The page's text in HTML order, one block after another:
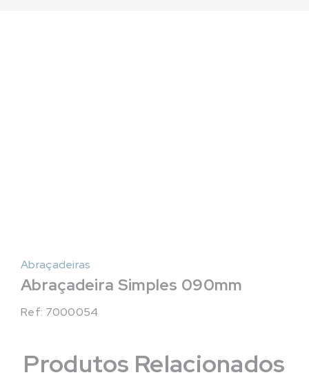
Abraçadeiras
Abraçadeira Simples 090mm
Ref: 7000054
Produtos Relacionados